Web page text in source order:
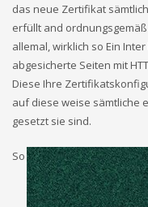
das neue Zertifikat
erfüllt and
allemal, wirklich so Ein
abgesicherte Seiten mit
Diese Ihre
auf diese weise sämtliche
gesetzt sie sind.
So